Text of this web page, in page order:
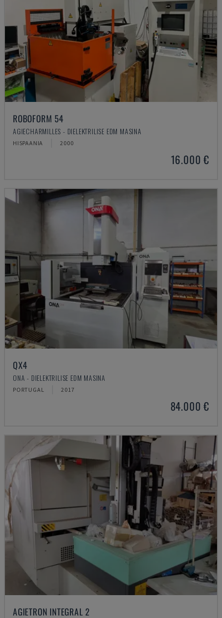
ROBOFORM 54
AGIECHARMILLES - DIELEKTRILISE EDM MASINA
HISPAANIA 2000
16.000 €
QX4
ONA - DIELEKTRILISE EDM MASINA
PORTUGAL 2017
84.000 €
AGIETRON INTEGRAL 2